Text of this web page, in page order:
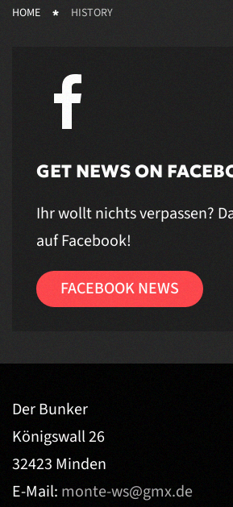
HOME HISTORY
GET NEWS ON
Ihr wollt nichts verpassen?
auf Facebook!
FACEBOOK NEWS
Der Bunker
Königswall 26
32423 Minden
E-Mail: monte-ws@gmx.de